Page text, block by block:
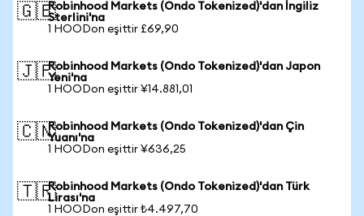
🇬🇧Robinhood Markets (Ondo Tokenized)'dan İngiliz
Sterlini'na
1 HOODon eşittir £69,90
🇯🇵Robinhood Markets (Ondo Tokenized)'dan Japon
Yeni'na
1 HOODon eşittir ¥14.881,01
🇨🇳Robinhood Markets (Ondo Tokenized)'dan Çin
Yuanı'na
1 HOODon eşittir ¥636,25
🇹🇷Robinhood Markets (Ondo Tokenized)'dan Türk
Lirası'na
1 HOODon eşittir ₺4.497,70